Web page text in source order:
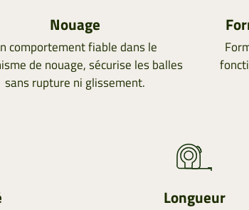
Nouage
comportement fiable dans le
de nouage, sécurise les balles
sans rupture ni glissement.
Longueur